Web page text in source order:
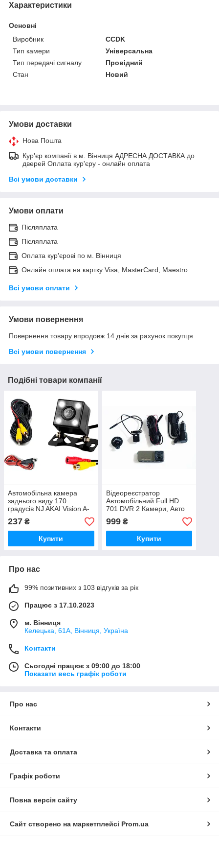
Характеристики
Основні
Виробник
CCDK
Тип камери
Універсальна
Тип передачі сигналу
Провідний
Стан
Новий
Умови доставки
Нова Пошта
Кур'єр компанії в м. Вінниця АДРЕСНА ДОСТАВКА до
дверей Оплата кур'єру - онлайн оплата
Всі умови доставки
Умови оплати
Післяплата
Післяплата
Оплата кур'єрові по м. Вінниця
Онлайн оплата на картку Visa, MasterCard, Maestro
Всі умови оплати
Умови повернення
Повернення товару впродовж 14 днів за рахунок покупця
Всі умови повернення
Подібні товари компанії
Автомобільна камера
заднього виду 170
градусів NJ AKAI Vision A-
101, нічне підсвічування,
дроти в комплекті
237 ₴
Купити
Відеореєстратор
Автомобільний Full HD
701 DVR 2 Камери, Авто
Реєстратор з Камерою
Заднього Виду
999₴
Купити
Про нас
99% позитивних з 103 відгуків за рік
Працює з 17.10.2023
м. Вінниця
Келецька, 61А, Вінниця, Україна
Контакти
Сьогодні працює з 09:00 до 18:00
Показати весь графік роботи
Про нас
Контакти
Доставка та оплата
Графік роботи
Повна версія сайту
Сайт створено на маркетплейсі Prom.ua